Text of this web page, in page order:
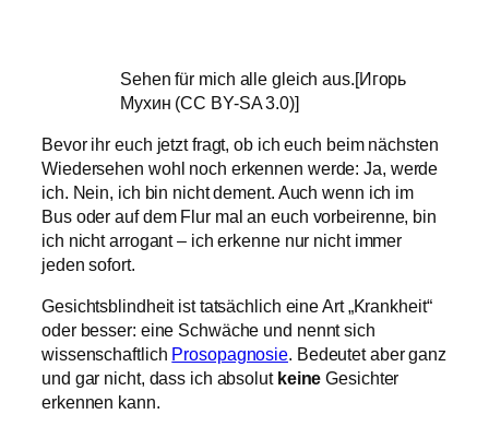
Sehen für mich alle gleich aus.[Игорь
Мухин (CC BY-SA 3.0)]
Bevor ihr euch jetzt fragt, ob ich euch beim nächsten
Wiedersehen wohl noch erkennen werde: Ja, werde
ich. Nein, ich bin nicht dement. Auch wenn ich im
Bus oder auf dem Flur mal an euch vorbeirenne, bin
ich nicht arrogant – ich erkenne nur nicht immer
jeden sofort.
Gesichtsblindheit ist tatsächlich eine Art „Krankheit“
oder besser: eine Schwäche und nennt sich
wissenschaftlich Prosopagnosie. Bedeutet aber ganz
und gar nicht, dass ich absolut keine Gesichter
erkennen kann.